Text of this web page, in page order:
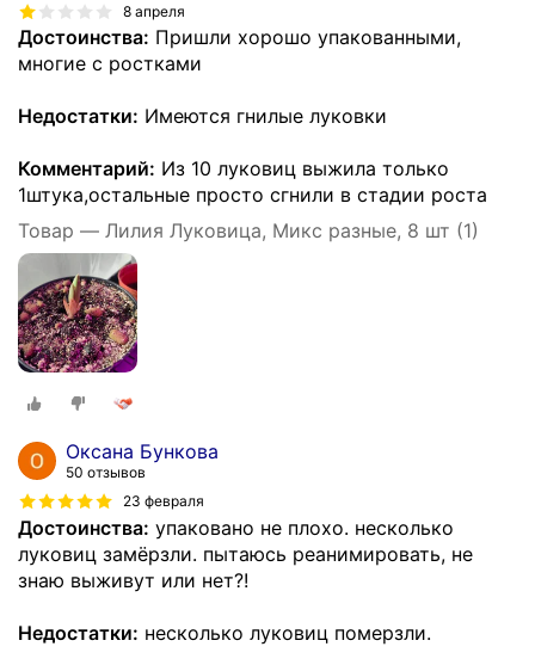
8 апреля
Достоинства: Пришли хорошо упакованными,
многие с ростками
Недостатки: Имеются гнилые луковки
Комментарий: Из 10 луковиц выжила только
1штука,остальные просто сгнили в стадии роста
Товар — Лилия Луковица, Микс разные, 8 шт (1)
Оксана Бункова
50 отзывов
23 февраля
Достоинства: упаковано не плохо. несколько
луковиц замёрзли. пытаюсь реанимировать, не
знаю выживут или нет?!
Недостатки: несколько луковиц померзли.